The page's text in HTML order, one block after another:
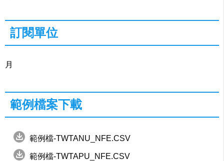
訂閱單位
月
範例檔案下載
範例檔-TWTANU_NFE.CSV
範例檔-TWTAPU_NFE.CSV